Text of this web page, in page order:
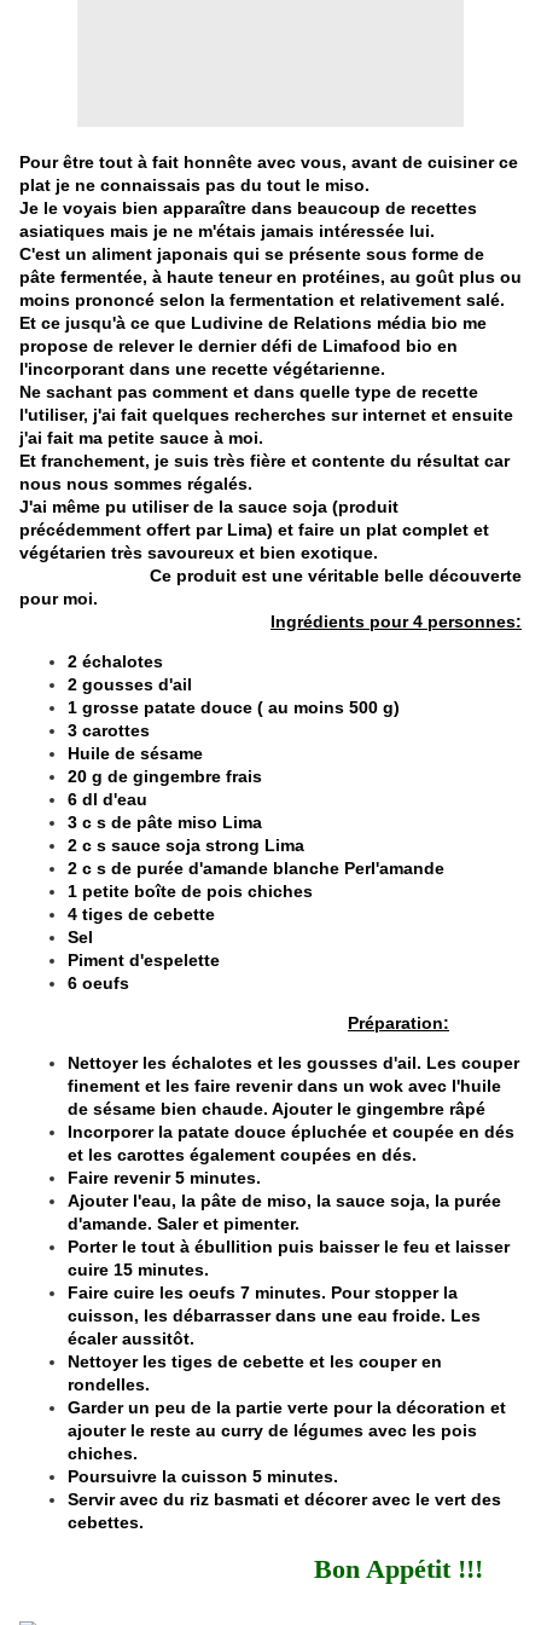
Pour être tout à fait honnête avec vous, avant de cuisiner ce
plat je ne connaissais pas du tout le miso.
Je le voyais bien apparaître dans beaucoup de recettes
asiatiques mais je ne m'étais jamais intéressée lui.
C'est un aliment japonais qui se présente sous forme de
pâte fermentée, à haute teneur en protéines, au goût plus ou
moins prononcé selon la fermentation et relativement salé.
Et ce jusqu'à ce que Ludivine de Relations média bio me
propose de relever le dernier défi de Limafood bio en
l'incorporant dans une recette végétarienne.
Ne sachant pas comment et dans quelle type de recette
l'utiliser, j'ai fait quelques recherches sur internet et ensuite
j'ai fait ma petite sauce à moi.
Et franchement, je suis très fière et contente du résultat car
nous nous sommes régalés.
J'ai même pu utiliser de la sauce soja (produit
précédemment offert par Lima) et faire un plat complet et
végétarien très savoureux et bien exotique.
Ce produit est une véritable belle découverte
pour moi.
Ingrédients pour 4 personnes:
2 échalotes
2 gousses d'ail
1 grosse patate douce ( au moins 500 g)
3 carottes
Huile de sésame
20 g de gingembre frais
6 dl d'eau
3 c s de pâte miso Lima
2 c s sauce soja strong Lima
2 c s de purée d'amande blanche Perl'amande
1 petite boîte de pois chiches
4 tiges de cebette
Sel
Piment d'espelette
6 oeufs
Préparation:
Nettoyer les échalotes et les gousses d'ail. Les couper
finement et les faire revenir dans un wok avec l'huile
de sésame bien chaude. Ajouter le gingembre râpé
Incorporer la patate douce épluchée et coupée en dés
et les carottes également coupées en dés.
Faire revenir 5 minutes.
Ajouter l'eau, la pâte de miso, la sauce soja, la purée
d'amande. Saler et pimenter.
Porter le tout à ébullition puis baisser le feu et laisser
cuire 15 minutes.
Faire cuire les oeufs 7 minutes. Pour stopper la
cuisson, les débarrasser dans une eau froide. Les
écaler aussitôt.
Nettoyer les tiges de cebette et les couper en
rondelles.
Garder un peu de la partie verte pour la décoration et
ajouter le reste au curry de légumes avec les pois
chiches.
Poursuivre la cuisson 5 minutes.
Servir avec du riz basmati et décorer avec le vert des
cebettes.
Bon Appétit !!!